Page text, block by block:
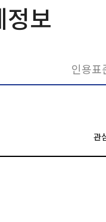
보
인용표
관